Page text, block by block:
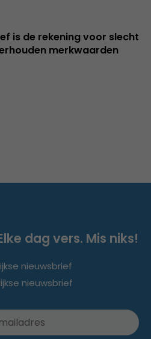
is de rekening voor slecht
merkwaarden
dag vers. Mis niks!
nieuwsbrief
nieuwsbrief